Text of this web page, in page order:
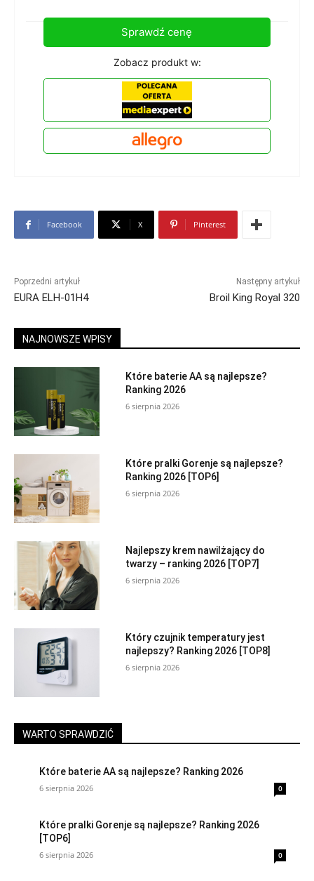
Sprawdź cenę
Zobacz produkt w:
Facebook X Pinterest
Poprzedni artykuł
EURA ELH-01H4
Następny artykuł
Broil King Royal 320
NAJNOWSZE WPISY
Które baterie AA są najlepsze?
Ranking 2026
6 sierpnia 2026
Które pralki Gorenje są najlepsze?
Ranking 2026 [TOP6]
6 sierpnia 2026
Najlepszy krem nawilżający do
twarzy – ranking 2026 [TOP7]
6 sierpnia 2026
Który czujnik temperatury jest
najlepszy? Ranking 2026 [TOP8]
6 sierpnia 2026
WARTO SPRAWDZIĆ
Które baterie AA są najlepsze? Ranking 2026
6 sierpnia 2026 0
Które pralki Gorenje są najlepsze? Ranking 2026
[TOP6]
6 sierpnia 2026 0